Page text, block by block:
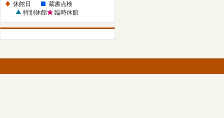
日
休館日
蔵書点検
特別休館
臨時休館